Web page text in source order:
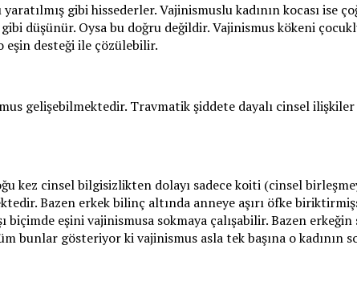
gibi hissederler. Vajinismuslu kadının kocası ise
düşünür. Oysa bu doğru değildir. Vajinismus kökeni
eşin desteği ile çözülebilir.
gelişebilmektedir. Travmatik şiddete dayalı cinsel
kez cinsel bilgisizlikten dolayı sadece koiti (cinsel
Bazen erkek bilinç altında anneye aşırı öfke
eşini vajinismusa sokmaya çalışabilir. Bazen
bunlar gösteriyor ki vajinismus asla tek başına o kadının